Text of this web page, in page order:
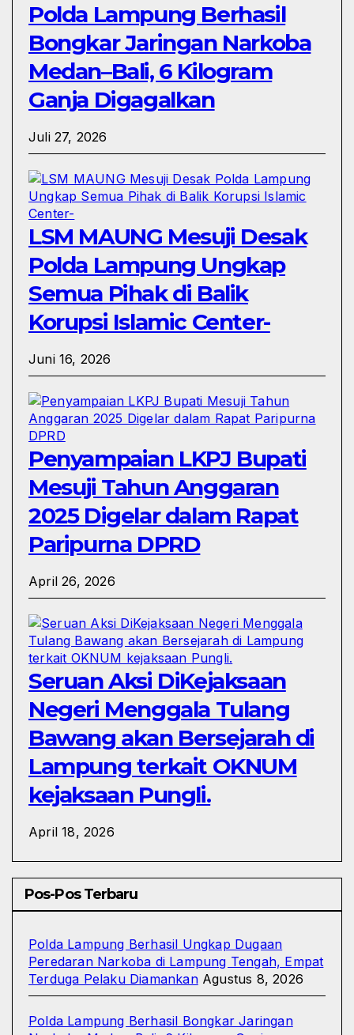
Polda Lampung Berhasil
Bongkar Jaringan Narkoba
Medan–Bali, 6 Kilogram
Ganja Digagalkan
Juli 27, 2026
LSM MAUNG Mesuji Desak
Polda Lampung Ungkap
Semua Pihak di Balik
Korupsi Islamic Center-
Juni 16, 2026
Penyampaian LKPJ Bupati
Mesuji Tahun Anggaran
2025 Digelar dalam Rapat
Paripurna DPRD
April 26, 2026
Seruan Aksi DiKejaksaan
Negeri Menggala Tulang
Bawang akan Bersejarah di
Lampung terkait OKNUM
kejaksaan Pungli.
April 18, 2026
Pos-Pos Terbaru
Polda Lampung Berhasil Ungkap Dugaan
Peredaran Narkoba di Lampung Tengah, Empat
Terduga Pelaku Diamankan Agustus 8, 2026
Polda Lampung Berhasil Bongkar Jaringan